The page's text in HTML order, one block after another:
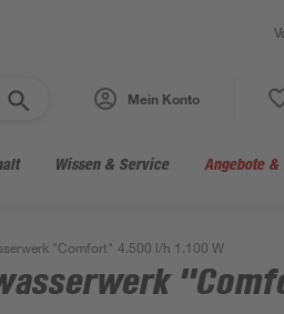
Mein Konto
Wissen & Service Angebote &
"Comfort" 4.500 l/h 1.100 W